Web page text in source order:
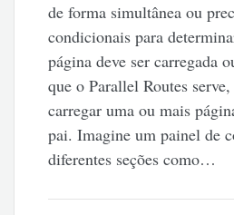
de forma simultânea ou
condicionais para
página deve ser carregada
que o Parallel Routes
carregar uma ou mais
pai. Imagine um painel de
diferentes seções como…